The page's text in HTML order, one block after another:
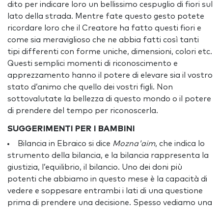
dito per indicare loro un bellissimo cespuglio di fiori sul
lato della strada. Mentre fate questo gesto potete
ricordare loro che il Creatore ha fatto questi fiori e
come sia meraviglioso che ne abbia fatti così tanti
tipi differenti con forme uniche, dimensioni, colori etc.
Questi semplici momenti di riconoscimento e
apprezzamento hanno il potere di elevare sia il vostro
stato d’animo che quello dei vostri figli. Non
sottovalutate la bellezza di questo mondo o il potere
di prendere del tempo per riconoscerla.
SUGGERIMENTI PER I BAMBINI
Bilancia in Ebraico si dice Mozna'aim, che indica lo
strumento della bilancia, e la bilancia rappresenta la
giustizia, l’equilibrio, il bilancio. Uno dei doni più
potenti che abbiamo in questo mese è la capacità di
vedere e soppesare entrambi i lati di una questione
prima di prendere una decisione. Spesso vediamo una